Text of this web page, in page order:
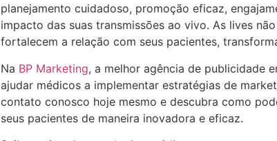
planejamento cuidadoso, promoção eficaz,
impacto das suas transmissões ao vivo. As lives
fortalecem a relação com seus pacientes,
Na BP Marketing, a melhor agência de publicidade
ajudar médicos a implementar estratégias de
contato conosco hoje mesmo e descubra como
seus pacientes de maneira inovadora e eficaz.